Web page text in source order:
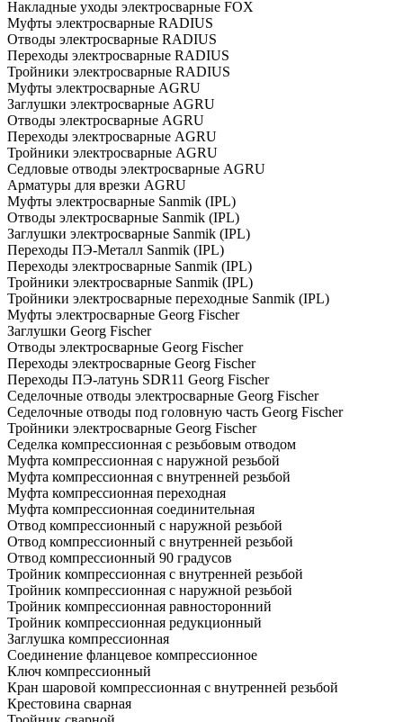
Накладные уходы электросварные FOX
Муфты электросварные RADIUS
Отводы электросварные RADIUS
Переходы электросварные RADIUS
Тройники электросварные RADIUS
Муфты электросварные AGRU
Заглушки электросварные AGRU
Отводы электросварные AGRU
Переходы электросварные AGRU
Тройники электросварные AGRU
Седловые отводы электросварные AGRU
Арматуры для врезки AGRU
Муфты электросварные Sanmik (IPL)
Отводы электросварные Sanmik (IPL)
Заглушки электросварные Sanmik (IPL)
Переходы ПЭ-Металл Sanmik (IPL)
Переходы электросварные Sanmik (IPL)
Тройники электросварные Sanmik (IPL)
Тройники электросварные переходные Sanmik (IPL)
Муфты электросварные Georg Fischer
Заглушки Georg Fischer
Отводы электросварные Georg Fischer
Переходы электросварные Georg Fischer
Переходы ПЭ-латунь SDR11 Georg Fischer
Седелочные отводы электросварные Georg Fischer
Седелочные отводы под головную часть Georg Fischer
Тройники электросварные Georg Fischer
Седелка компрессионная с резьбовым отводом
Муфта компрессионная с наружной резьбой
Муфта компрессионная с внутренней резьбой
Муфта компрессионная переходная
Муфта компрессионная соединительная
Отвод компрессионный с наружной резьбой
Отвод компрессионный с внутренней резьбой
Отвод компрессионный 90 градусов
Тройник компрессионная с внутренней резьбой
Тройник компрессионная с наружной резьбой
Тройник компрессионная равносторонний
Тройник компрессионная редукционный
Заглушка компрессионная
Соединение фланцевое компрессионное
Ключ компрессионный
Кран шаровой компрессионная с внутренней резьбой
Крестовина сварная